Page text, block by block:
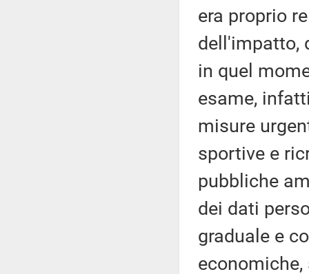
era proprio
dell'impatto,
in quel
esame,
misure
sportive e
pubbliche
dei dati
graduale e